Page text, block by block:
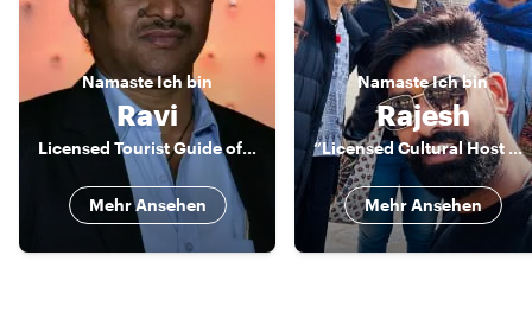
NamasteIch bin
Ravi
Licensed Tourist Guide of Jaipur
Mehr Ansehen
NamasteIch bin
Rajesh
“Licensed Cultural Host & Storyteller | Jaipur & India”
Mehr Ansehen